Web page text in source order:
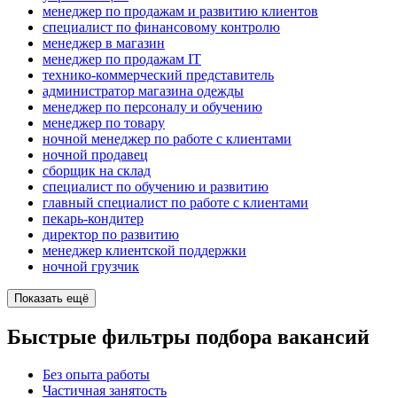
менеджер по продажам и развитию клиентов
специалист по финансовому контролю
менеджер в магазин
менеджер по продажам IT
технико-коммерческий представитель
администратор магазина одежды
менеджер по персоналу и обучению
менеджер по товару
ночной менеджер по работе с клиентами
ночной продавец
сборщик на склад
специалист по обучению и развитию
главный специалист по работе с клиентами
пекарь-кондитер
директор по развитию
менеджер клиентской поддержки
ночной грузчик
Показать ещё
Быстрые фильтры подбора вакансий
Без опыта работы
Частичная занятость